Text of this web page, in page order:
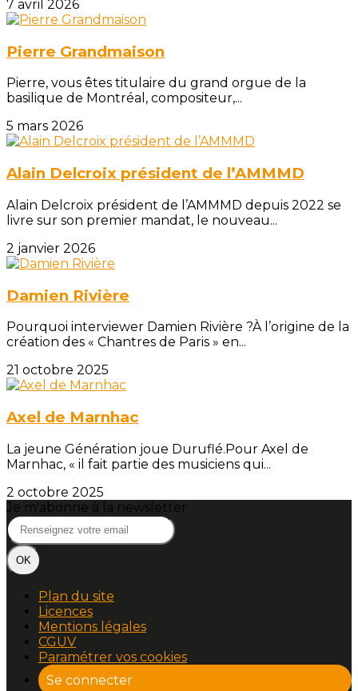
7 avril 2026
Pierre Grandmaison
Pierre, vous êtes titulaire du grand orgue de la
basilique de Montréal, compositeur,...
5 mars 2026
Alain Delcroix président de l’AMMMD
Alain Delcroix président de l’AMMMD depuis 2022 se
livre sur son premier mandat, le nouveau...
2 janvier 2026
Damien Rivière
Pourquoi interviewer Damien Rivière ?À l’origine de la
création des « Chantres de Paris » en...
21 octobre 2025
Axel de Marnhac
La jeune Génération joue Duruflé.Pour Axel de
Marnhac, « il fait partie des musiciens qui...
2 octobre 2025
Je m'abonne à la newsletter
OK
Plan du site
Licences
Mentions légales
CGUV
Paramétrer vos cookies
Se connecter